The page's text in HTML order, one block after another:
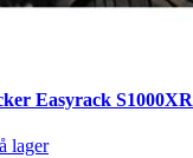
Easyrack S1000XR
lager